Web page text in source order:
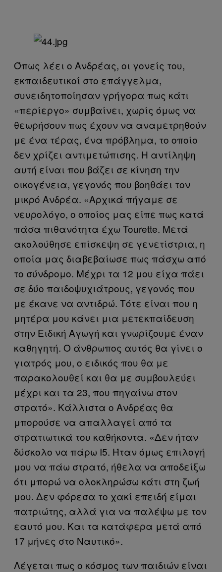
Όπως λέει ο Ανδρέας, οι γονείς του,
εκπαιδευτικοί στο επάγγελμα,
συνειδητοποίησαν γρήγορα πως κάτι
«περίεργο» συμβαίνει, χωρίς όμως να
θεωρήσουν πως έχουν να αναμετρηθούν
με ένα τέρας, ένα πρόβλημα, το οποίο
δεν χρίζει αντιμετώπισης. Η αντίληψη
αυτή είναι που βάζει σε κίνηση την
οικογένεια, γεγονός που βοηθάει τον
μικρό Ανδρέα. «Αρχικά πήγαμε σε
νευρολόγο, ο οποίος μας είπε πως κατά
πάσα πιθανότητα έχω Tourette. Μετά
ακολούθησε επίσκεψη σε γενετίστρια, η
οποία μας διαβεβαίωσε πως πάσχω από
το σύνδρομο. Μέχρι τα 12 μου είχα πάει
σε δύο παιδοψυχιάτρους, γεγονός που
με έκανε να αντιδρώ. Τότε είναι που η
μητέρα μου κάνει μια μετεκπαίδευση
στην Ειδική Αγωγή και γνωρίζουμε έναν
καθηγητή. Ο άνθρωπος αυτός θα γίνει ο
γιατρός μου, ο ειδικός που θα με
παρακολουθεί και θα με συμβουλεύει
μέχρι και τα 23, που πηγαίνω στον
στρατό». Κάλλιστα ο Ανδρέας θα
μπορούσε να απαλλαγεί από τα
στρατιωτικά του καθήκοντα. «Δεν ήταν
δύσκολο να πάρω Ι5. Ήταν όμως επιλογή
μου να πάω στρατό, ήθελα να αποδείξω
ότι μπορώ να ολοκληρώσω κάτι στη ζωή
μου. Δεν φόρεσα το χακί επειδή είμαι
πατριώτης, αλλά για να παλέψω με τον
εαυτό μου. Και τα κατάφερα μετά από
17 μήνες στο Ναυτικό».
Λέγεται πως ο κόσμος των παιδιών είναι